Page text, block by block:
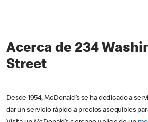
Acerca de 234
Street
Desde 1954, McDonald’s se ha dedicado a
dar un servicio rápido a precios asequibles